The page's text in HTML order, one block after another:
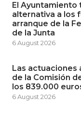
El Ayuntamiento
alternativa a los
arranque de la
de la Junta
6 August 2026
Las actuaciones
de la Comisión
los 839.000
6 August 2026